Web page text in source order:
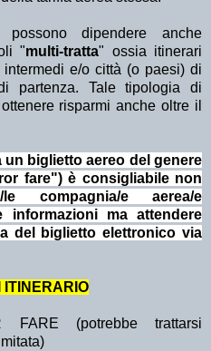
dipendere anche
"multi-tratta" ossia itinerari
e/o città (o paesi) di
partenza. Tale tipologia di
risparmi anche oltre il
un biglietto aereo del genere
fare") è consigliabile non
compagnia/e aerea/e
informazioni ma attendere
del biglietto elettronico via
ITINERARIO
FARE (potrebbe trattarsi